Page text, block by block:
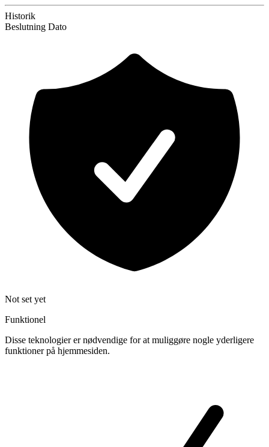
Historik
Beslutning Dato
Not set yet
Funktionel
Disse teknologier er nødvendige for at muliggøre nogle yderligere
funktioner på hjemmesiden.